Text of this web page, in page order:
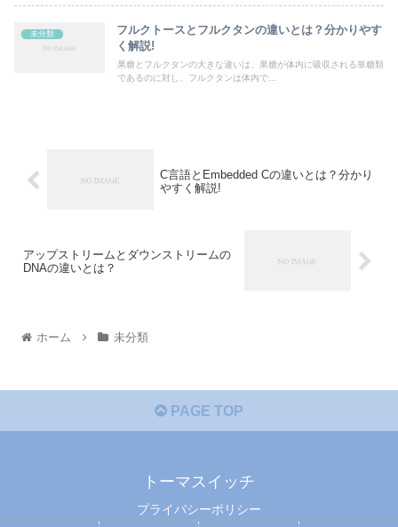
未分類
フルクトースとフルクタンの違いとは？分かりやす
く解説!
果糖とフルクタンの大きな違いは、果糖が体内に吸収される単糖類
であるのに対し、フルクタンは体内で...
C言語とEmbedded Cの違いとは？分かり
やすく解説!
アップストリームとダウンストリームの
DNAの違いとは？
ホーム 未分類
PAGE TOP
トーマスイッチ
プライバシーポリシー